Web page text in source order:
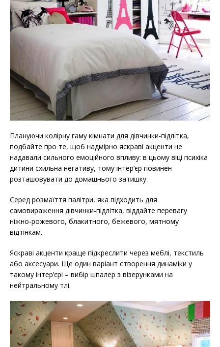
Плануючи колірну гаму кімнати для дівчинки-підлітка,
подбайте про те, щоб надмірно яскраві акценти не
надавали сильного емоційного впливу: в цьому віці психіка
дитини схильна негативу, тому інтер’єр повинен
розташовувати до домашнього затишку.
Серед розмаїття палітри, яка підходить для
самовираження дівчинки-підлітка, віддайте перевагу
ніжно-рожевого, блакитного, бежевого, мятному
відтінкам.
Яскраві акценти краще підкреслити через меблі, текстиль
або аксесуари. Ще один варіант створення динаміки у
такому інтер’єрі – вибір шпалер з візерунками на
нейтральному тлі.